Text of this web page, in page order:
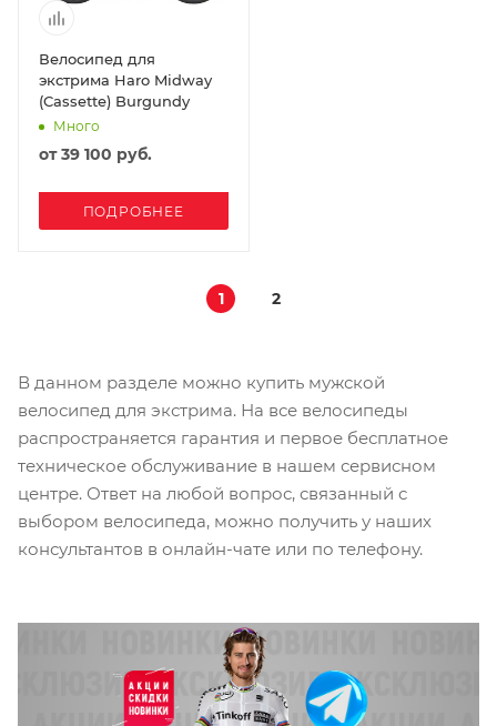
Велосипед для
экстрима Haro Midway
(Cassette) Burgundy
Много
от39 100 руб.
ПОДРОБНЕЕ
1 2
В данном разделе можно купить мужской
велосипед для экстрима. На все велосипеды
распространяется гарантия и первое бесплатное
техническое обслуживание в нашем сервисном
центре. Ответ на любой вопрос, связанный с
выбором велосипеда, можно получить у наших
консультантов в онлайн-чате или по телефону.